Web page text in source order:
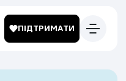
ПІДТРИМАТИ